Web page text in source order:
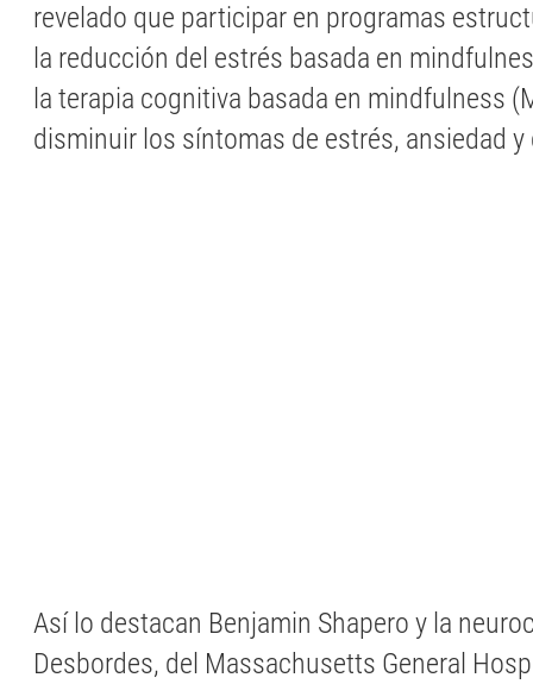
revelado que participar en programas
la reducción del estrés basada en
la terapia cognitiva basada en mindfulness
disminuir los síntomas de estrés, ansiedad
Así lo destacan Benjamin Shapero y la
Desbordes, del Massachusetts General